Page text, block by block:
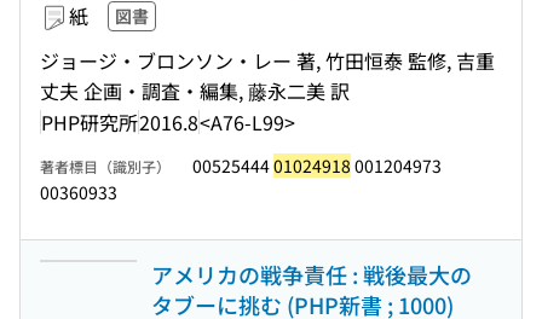
紙 図書
ジョージ・ブロンソン・レー 著, 竹田恒泰 監修, 吉重
丈夫 企画・調査・編集, 藤永二美 訳
PHP研究所2016.8<A76-L99>
著者標目（識別子） 0052544401024918 001204973
00360933
アメリカの戦争責任 : 戦後最大の
タブーに挑む (PHP新書 ; 1000)